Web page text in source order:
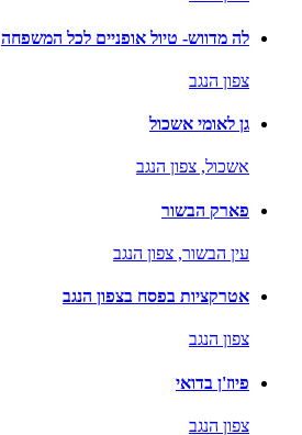
לה מדווש- טיול אופניים לכל המשפחה
צפון הנגב
גן לאומי אשכול
אשכול, צפון הנגב
פארק הבשור
עין הבשור, צפון הנגב
אטרקציות בפסח בצפון הנגב
צפון הנגב
פיוז'ן בדואי
צפון הנגב